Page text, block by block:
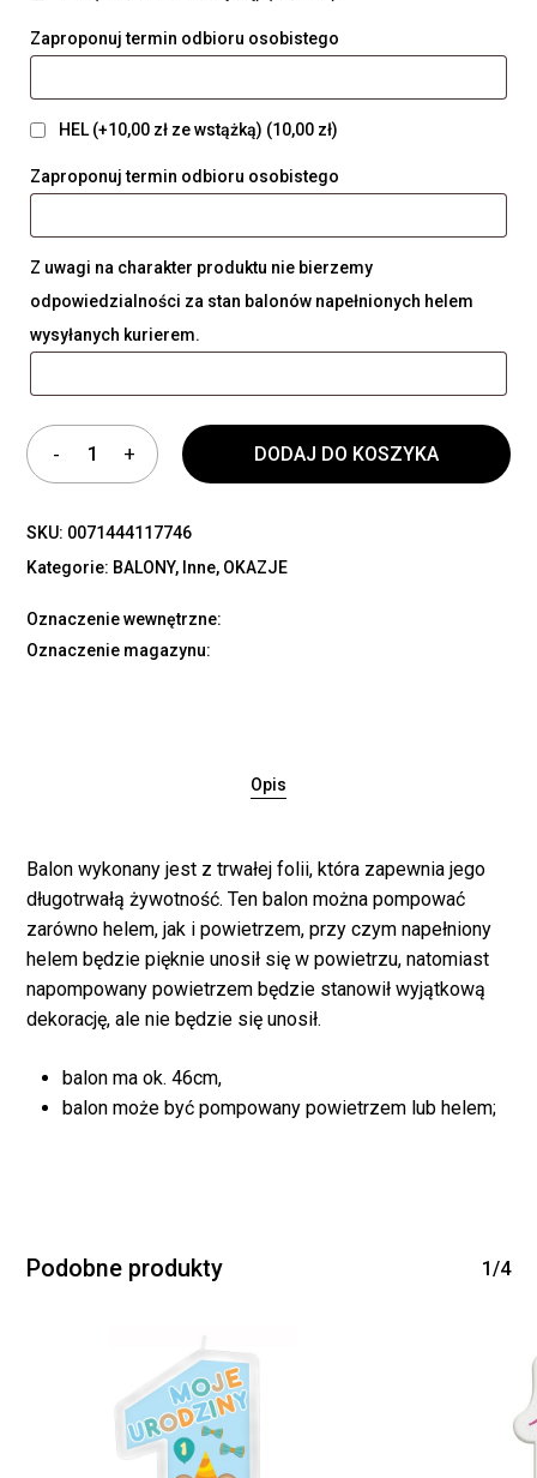
Brak produktów w
koszyku.
WRÓĆ DO SKLEPU
Zaproponuj termin odbioru osobistego
HEL (+10,00 zł ze wstążką) (10,00 zł)
Zaproponuj termin odbioru osobistego
Z uwagi na charakter produktu nie bierzemy
odpowiedzialności za stan balonów napełnionych helem
wysyłanych kurierem.
DODAJ DO KOSZYKA
SKU: 0071444117746
Kategorie: BALONY, Inne, OKAZJE
Oznaczenie wewnętrzne:
Oznaczenie magazynu:
Opis
Balon wykonany jest z trwałej folii, która zapewnia jego
długotrwałą żywotność. Ten balon można pompować
zarówno helem, jak i powietrzem, przy czym napełniony
helem będzie pięknie unosił się w powietrzu, natomiast
napompowany powietrzem będzie stanowił wyjątkową
dekorację, ale nie będzie się unosił.
balon ma ok. 46cm,
balon może być pompowany powietrzem lub helem;
Podobne produkty 1/4